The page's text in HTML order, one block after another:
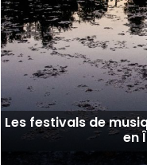
Les festivals de
en